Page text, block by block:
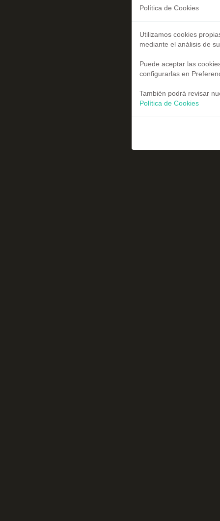
Política de Cookies
Utilizamos cookies
mediante el análisis de
Puede aceptar las
configurarlas en
También podrá revisar
Política de Cookies